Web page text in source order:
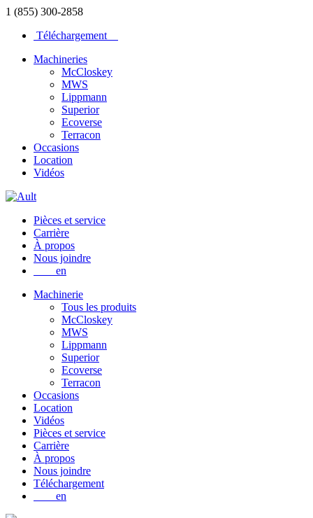
1 (855) 300-2858
Téléchargement
Machineries
McCloskey
MWS
Lippmann
Superior
Ecoverse
Terracon
Occasions
Location
Vidéos
Pièces et service
Carrière
À propos
Nous joindre
en
Machinerie
Tous les produits
McCloskey
MWS
Lippmann
Superior
Ecoverse
Terracon
Occasions
Location
Vidéos
Pièces et service
Carrière
À propos
Nous joindre
Téléchargement
en